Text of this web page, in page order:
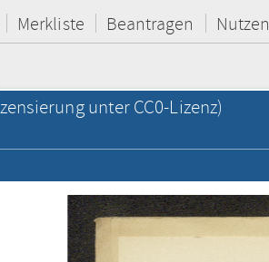
Merkliste Beantragen Nutzen
unter CC0-Lizenz)